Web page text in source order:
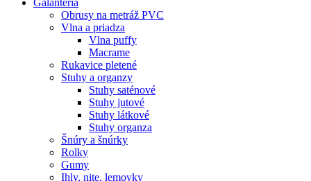
Galantéria
Obrusy na metráž PVC
Vlna a priadza
Vlna puffy
Macrame
Rukavice pletené
Stuhy a organzy
Stuhy saténové
Stuhy jutové
Stuhy látkové
Stuhy organza
Šnúry a šnúrky
Rolky
Gumy
Ihly, nite, lemovky